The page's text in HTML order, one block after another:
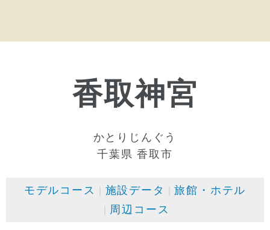
香取神宮
かとりじんぐう
千葉県 香取市
モデルコース 施設データ
旅館・ホテル
周辺コース